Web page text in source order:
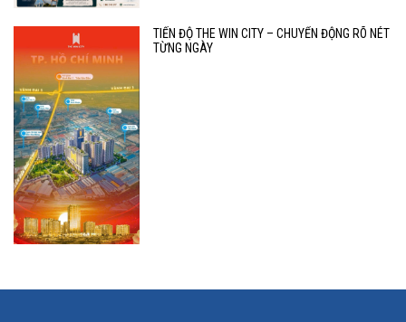
TIẾN ĐỘ THE WIN CITY – CHUYỂN ĐỘNG RÕ NÉT
TỪNG NGÀY